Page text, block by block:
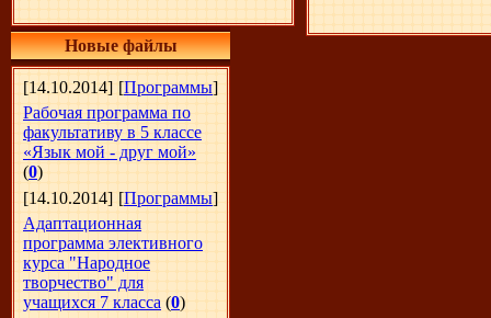
Новые файлы
[14.10.2014] [Программы]
Рабочая программа по
факультативу в 5 классе
«Язык мой - друг мой»
(0)
[14.10.2014] [Программы]
Адаптационная
программа элективного
курса "Народное
творчество" для
учащихся 7 класса (0)